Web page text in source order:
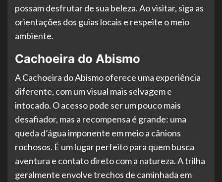
possam desfrutar de sua beleza. Ao visitar, siga as
orientações dos guias locais e respeite o meio
ambiente.
Cachoeira do Abismo
A Cachoeira do Abismo oferece uma experiência
diferente, com um visual mais selvagem e
intocado. O acesso pode ser um pouco mais
desafiador, mas a recompensa é grande: uma
queda d’água imponente em meio a cânions
rochosos. É um lugar perfeito para quem busca
aventura e contato direto com a natureza. A trilha
geralmente envolve trechos de caminhada em